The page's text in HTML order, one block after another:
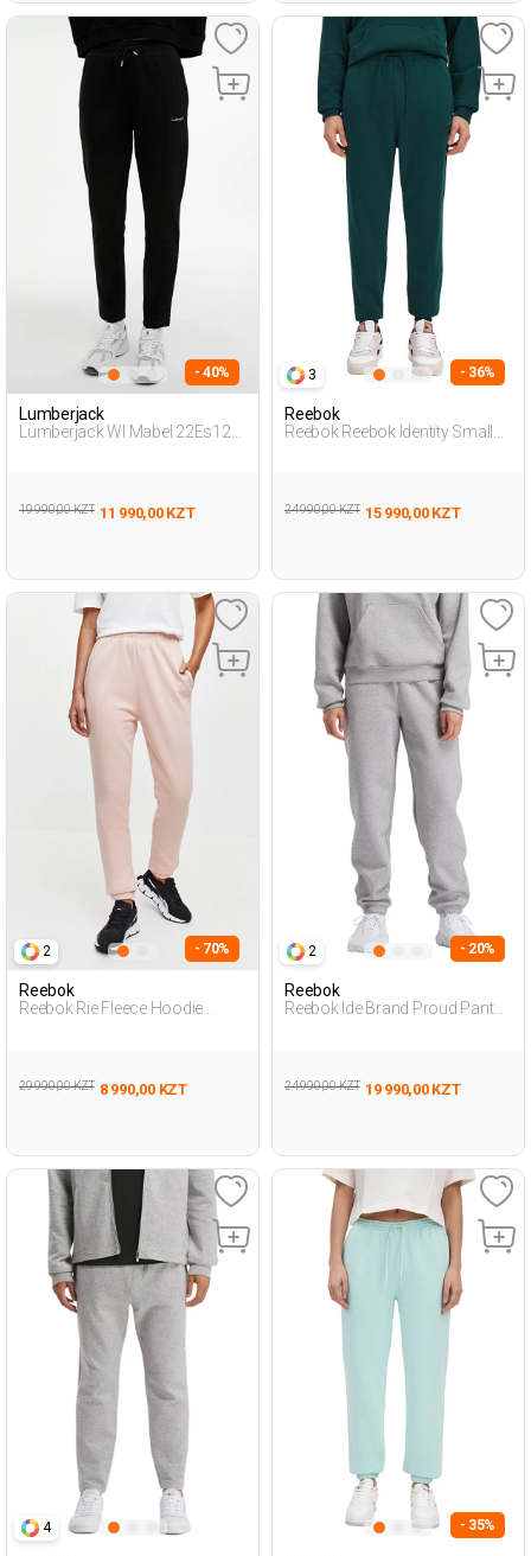
- 40%
Lumberjack
Lumberjack Wl Mabel 22Es121
19 990,00 KZT 11 990,00 KZT
3 - 36%
Reebok
Reebok Reebok Identity Small
24 990,00 KZT 15 990,00 KZT
2 - 70%
Reebok
Reebok Rie Fleece Hoodie
29 990,00 KZT 8 990,00 KZT
2 - 20%
Reebok
Reebok Ide Brand Proud Pant
24 990,00 KZT 19 990,00 KZT
4 - 35%